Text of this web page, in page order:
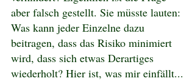
aber falsch gestellt. Sie müsste lauten:
Was kann jeder Einzelne dazu
beitragen, dass das Risiko minimiert
wird, dass sich etwas Derartiges
wiederholt? Hier ist, was mir einfällt...